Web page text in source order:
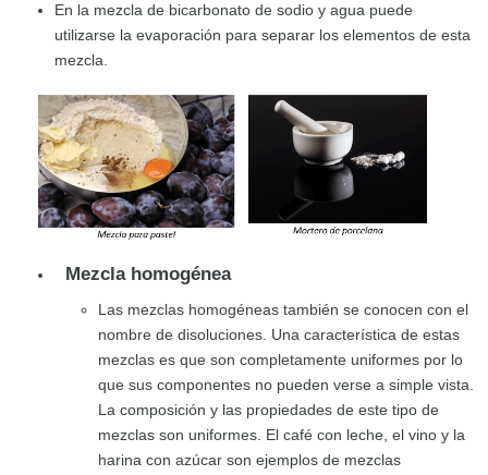
En la mezcla de bicarbonato de sodio y agua puede
utilizarse la evaporación para separar los elementos de esta
mezcla.
Mezcla homogénea
Las mezclas homogéneas también se conocen con el
nombre de disoluciones. Una característica de estas
mezclas es que son completamente uniformes por lo
que sus componentes no pueden verse a simple vista.
La composición y las propiedades de este tipo de
mezclas son uniformes. El café con leche, el vino y la
harina con azúcar son ejemplos de mezclas